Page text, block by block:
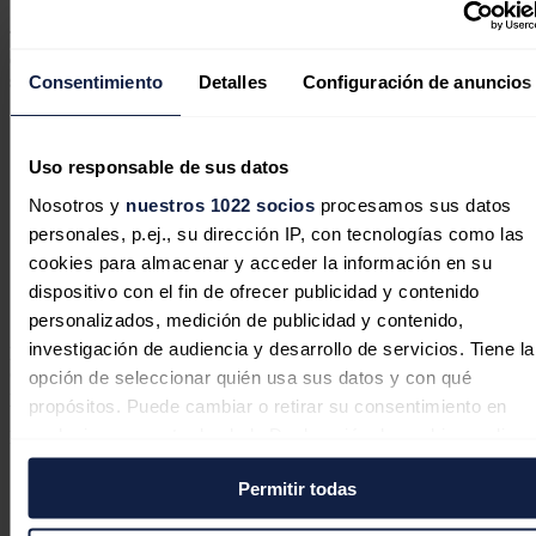
Consentimiento Detalles Configuración de anuncios
Uso responsable de sus datos
Nosotros y nuestros 1022 sociosprocesamos sus datos
personales, p.ej., su dirección IP, con tecnologías como las
cookies para almacenar y acceder la información en su
dispositivo con el fin de ofrecer publicidad y contenido
personalizados, medición de publicidad y contenido,
investigación de audiencia y desarrollo de servicios. Tiene la
opción de seleccionar quién usa sus datos y con qué
propósitos. Puede cambiar o retirar su consentimiento en
en el Menú de consentimiento.
Si lo permite, también quisiéramos:
Permitir todas
que se obtenga mientras
sostenibles".
TotalEnergies obtiene los permisos para 3 gigavatios de
proyectos fotovoltaicos en España
TotalEnergies ha anunciado que ha obtenido en España
las autorizaciones medioambientales del Ministerio de
la Transición Energética y de las comunidades
autónomas para 48 proyectos fotovoltaicos.
El director del negocio de biogás en la compañía francesa,Olivier
Guerrini, destacó que esta tecnología contribuye a su ambición de
producir 20 teravatios hora de biogás en el mundo de aquí a 2030.